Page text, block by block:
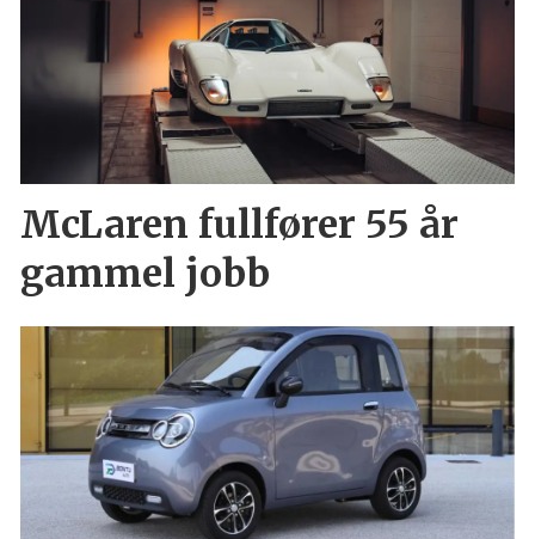
McLaren fullfører 55 år
gammel jobb